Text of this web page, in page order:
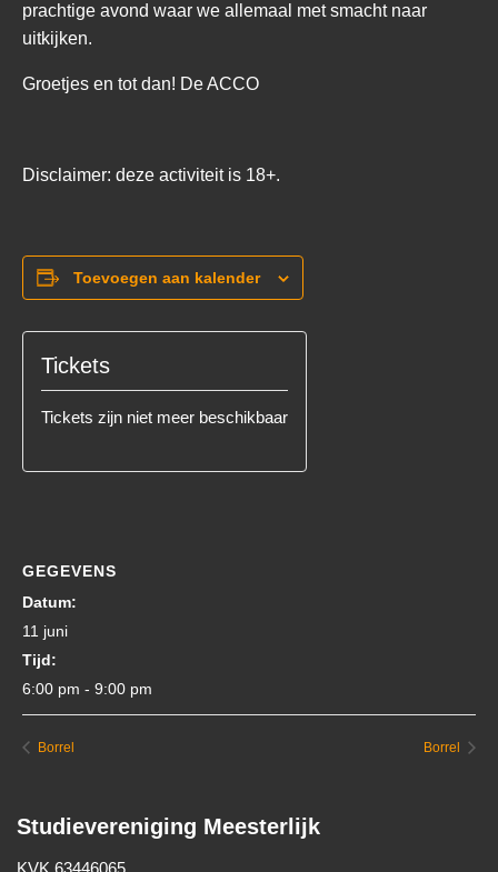
prachtige avond waar we allemaal met smacht naar
uitkijken.
Groetjes en tot dan! De ACCO
Disclaimer: deze activiteit is 18+.
Toevoegen aan kalender
GEGEVENS
Datum:
11 juni
Tijd:
6:00 pm - 9:00 pm
Tickets
Tickets zijn niet meer beschikbaar
Borrel Borrel
Studievereniging Meesterlijk
KVK 63446065